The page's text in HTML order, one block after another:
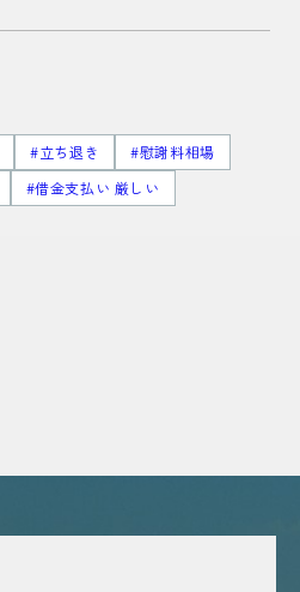
#立ち退き
#慰謝料相場
#借金支払い 厳しい